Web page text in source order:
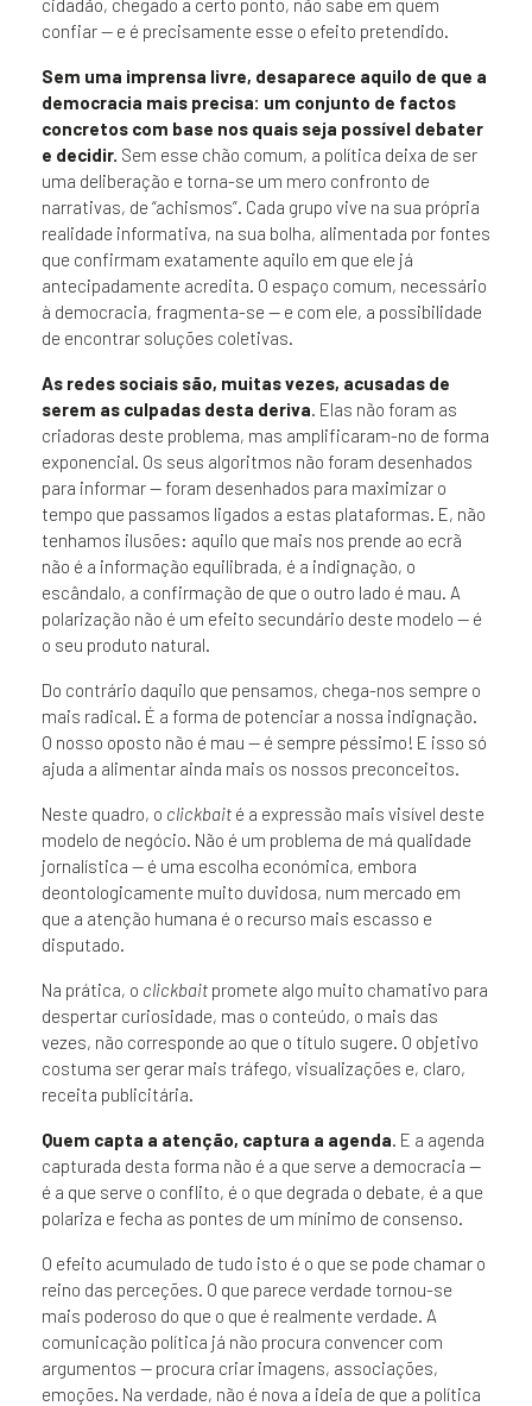
cidadão, chegado a certo ponto, não sabe em quem
confiar — e é precisamente esse o efeito pretendido.
Sem uma imprensa livre, desaparece aquilo de que a
democracia mais precisa: um conjunto de factos
concretos com base nos quais seja possível debater
e decidir. Sem esse chão comum, a política deixa de ser
uma deliberação e torna-se um mero confronto de
narrativas, de “achismos”. Cada grupo vive na sua própria
realidade informativa, na sua bolha, alimentada por fontes
que confirmam exatamente aquilo em que ele já
antecipadamente acredita. O espaço comum, necessário
à democracia, fragmenta-se — e com ele, a possibilidade
de encontrar soluções coletivas.
As redes sociais são, muitas vezes, acusadas de
serem as culpadas desta deriva. Elas não foram as
criadoras deste problema, mas amplificaram-no de forma
exponencial. Os seus algoritmos não foram desenhados
para informar — foram desenhados para maximizar o
tempo que passamos ligados a estas plataformas. E, não
tenhamos ilusões: aquilo que mais nos prende ao ecrã
não é a informação equilibrada, é a indignação, o
escândalo, a confirmação de que o outro lado é mau. A
polarização não é um efeito secundário deste modelo — é
o seu produto natural.
Do contrário daquilo que pensamos, chega-nos sempre o
mais radical. É a forma de potenciar a nossa indignação.
O nosso oposto não é mau — é sempre péssimo! E isso só
ajuda a alimentar ainda mais os nossos preconceitos.
Neste quadro, o clickbait é a expressão mais visível deste
modelo de negócio. Não é um problema de má qualidade
jornalística — é uma escolha económica, embora
deontologicamente muito duvidosa, num mercado em
que a atenção humana é o recurso mais escasso e
disputado.
Na prática, o clickbait promete algo muito chamativo para
despertar curiosidade, mas o conteúdo, o mais das
vezes, não corresponde ao que o título sugere. O objetivo
costuma ser gerar mais tráfego, visualizações e, claro,
receita publicitária.
Quem capta a atenção, captura a agenda. E a agenda
capturada desta forma não é a que serve a democracia —
é a que serve o conflito, é o que degrada o debate, é a que
polariza e fecha as pontes de um mínimo de consenso.
O efeito acumulado de tudo isto é o que se pode chamar o
reino das perceções. O que parece verdade tornou-se
mais poderoso do que o que é realmente verdade. A
comunicação política já não procura convencer com
argumentos — procura criar imagens, associações,
emoções. Na verdade, não é nova a ideia de que a política